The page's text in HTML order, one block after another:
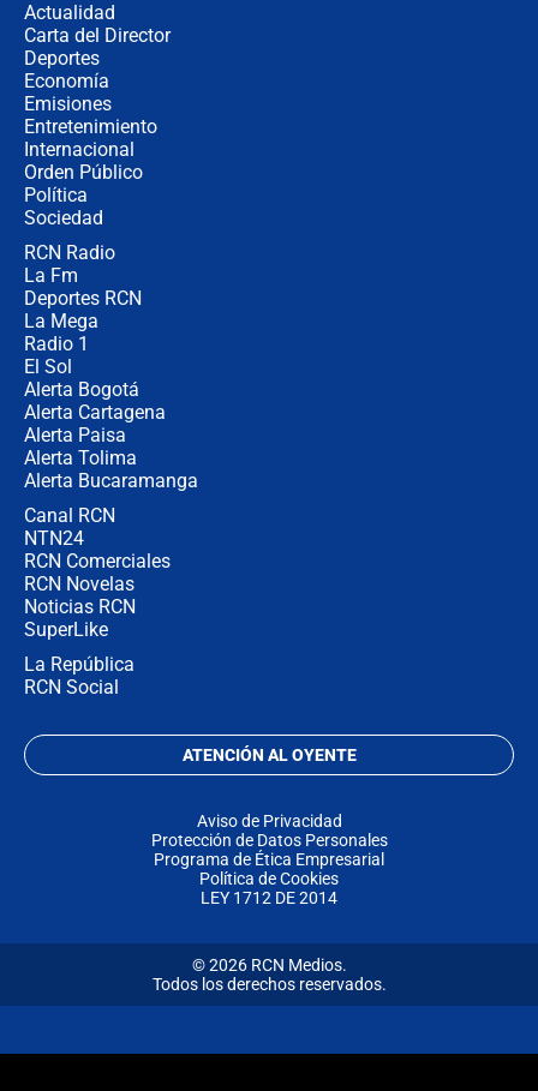
Actualidad
Carta del Director
Deportes
Economía
Emisiones
Entretenimiento
Internacional
Orden Público
Política
Sociedad
RCN Radio
La Fm
Deportes RCN
La Mega
Radio 1
El Sol
Alerta Bogotá
Alerta Cartagena
Alerta Paisa
Alerta Tolima
Alerta Bucaramanga
Canal RCN
NTN24
RCN Comerciales
RCN Novelas
Noticias RCN
SuperLike
La República
RCN Social
ATENCIÓN AL OYENTE
Aviso de Privacidad
Protección de Datos Personales
Programa de Ética Empresarial
Política de Cookies
LEY 1712 DE 2014
© 2026 RCN Medios.
Todos los derechos reservados.